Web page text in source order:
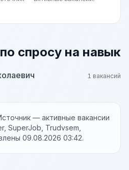
спросу на навык
1 вакансий
— активные вакансии
SuperJob, Trudvsem,
09.08.2026 03:42.